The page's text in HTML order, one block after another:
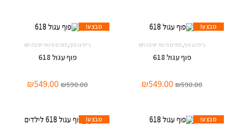
מבצע!
גיימינג פוף,פופים פינות ישיבה חוץ
פוף עגול 618
₪590.00
₪549.00
מבצע!
גיימינג פוף,פופים פינות ישיבה חוץ
פוף עגול 618
₪590.00
₪549.00
מבצע! מבצע!